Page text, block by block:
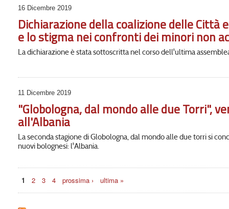
16 Dicembre 2019
Dichiarazione della coalizione delle Città
e lo stigma nei confronti dei minori non
La dichiarazione è stata sottoscritta nel corso dell'ultima
11 Dicembre 2019
"Globologna, dal mondo alle due Torri",
all'Albania
La seconda stagione di Globologna, dal mondo alle due torri si
nuovi bolognesi: l'Albania.
Pagine
1 2 3 4 prossima › ultima »